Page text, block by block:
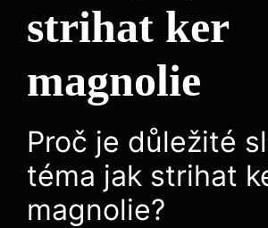
strihat ker
magnolie
Proč je důležité
téma jak strihat
magnolie?